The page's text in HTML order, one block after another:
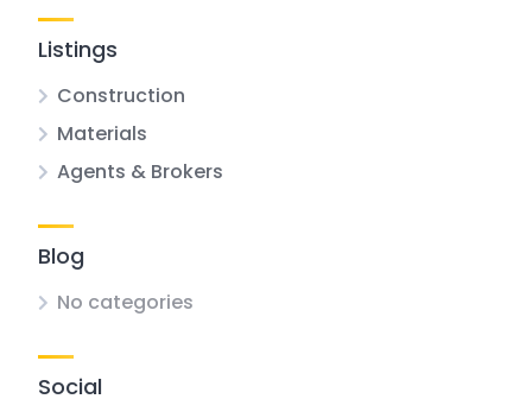
Listings
Construction
Materials
Agents & Brokers
Blog
No categories
Social